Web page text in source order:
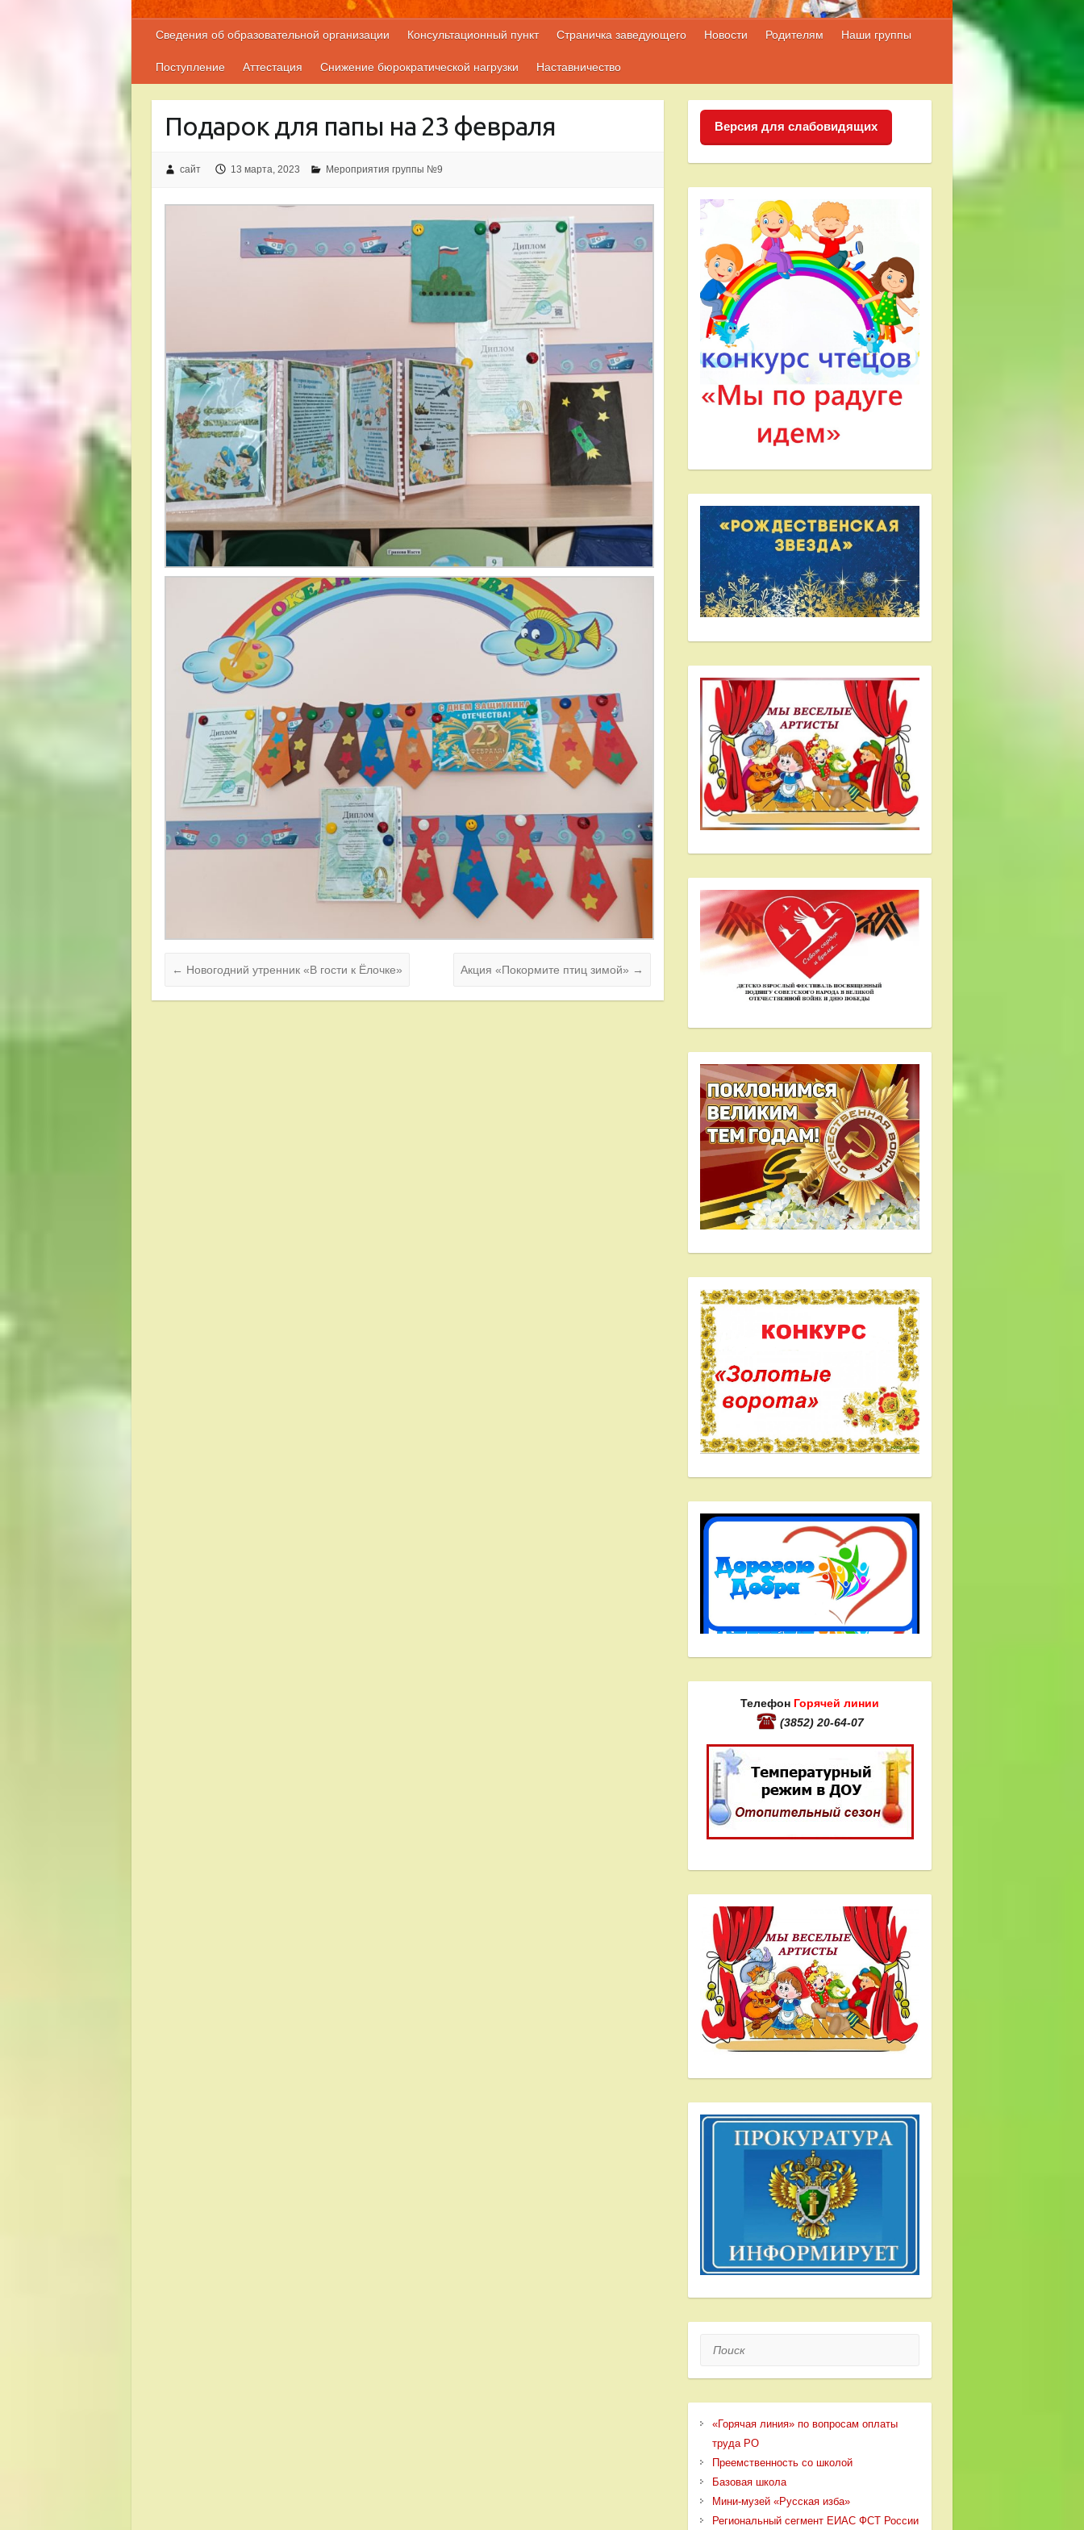
Сведения об образовательной организации Консультационный пункт Страничка заведующего Новости Родителям Наши группы
Поступление Аттестация Снижение бюрократической нагрузки Наставничество
Подарок для папы на 23 февраля
сайт 13 марта, 2023 Мероприятия группы №9
← Новогодний утренник «В гости к Ёлочке» Акция «Покормите птиц зимой» →
Версия для слабовидящих
Телефон Горячей линии
(3852) 20-64-07
Поиск
«Горячая линия» по вопросам оплаты
труда РО
Преемственность со школой
Базовая школа
Мини-музей «Русская изба»
Региональный сегмент ЕИАС ФСТ России